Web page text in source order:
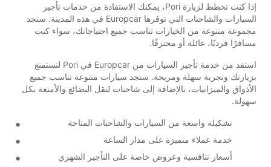
إذا كنت تخطط لزيارة Pori، يمكنك الاستفادة من خدمات تأجير
السيارات والشاحنات التي توفرها Europcar في هذه المدينة. ستجد
مجموعة متنوعة من الخيارات تناسب جميع احتياجاتك، سواء كنت
مسافرًا فرديًا، عائلة أو محترفًا.
استفد من خدمة تأجير السيارات من Europcar في Pori لتستمتع
بزيارتك وتجربة سهلة ومريحة. ستجد سيارات متنوعة تناسب جميع
الأذواق والميزانيات، بالإضافة إلى شاحنات لنقل البضائع والأمتعة بكل
سهولة.
تشكيلة واسعة من السيارات والشاحنات المتاحة
خدمة عملاء متميزة على مدار الساعة
أسعار تنافسية وعروض خاصة على التأجير الشهري